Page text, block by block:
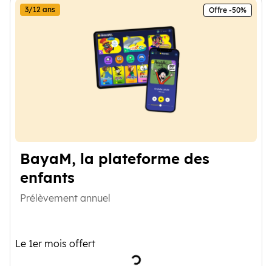
BayaM, la plateforme des
enfants
3/12 ans Offre -50%
Prélèvement annuel
Le 1er mois offert
Chargement